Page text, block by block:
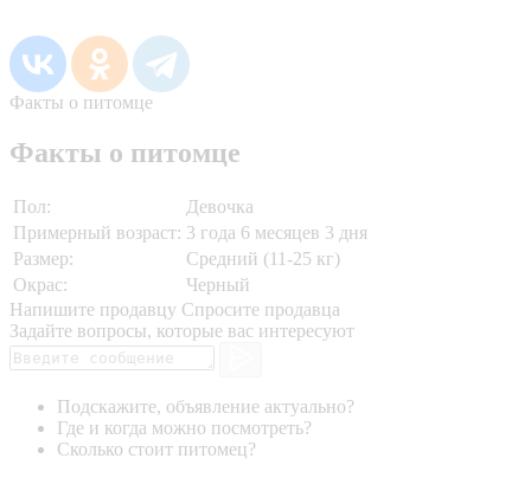
Факты о питомце
Факты о питомце
Пол:
Девочка
Примерный возраст: 3 года 6 месяцев 3 дня
Размер:
Средний (11-25 кг)
Окрас:
Черный
Напишите продавцу Спросите продавца
Задайте вопросы, которые вас интересуют
Подскажите, объявление актуально?
Где и когда можно посмотреть?
Сколько стоит питомец?